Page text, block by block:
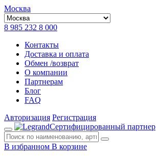
Москва
8 985 232 8 000
Контакты
Доставка и оплата
Обмен /возврат
О компании
Партнерам
Блог
FAQ
Авторизация Регистрация
Сертифицированный партнер
В избранном В корзине